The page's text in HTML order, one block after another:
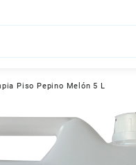
Piso Pepino Melón 5 L